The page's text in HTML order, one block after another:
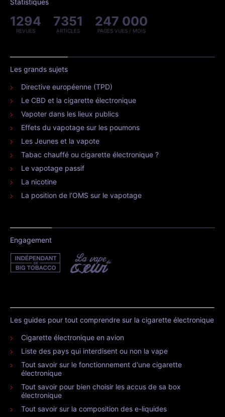
1294
REVUES
7351
ARTICLES
247 000
PAGES VUES / MOIS
Les grands sujets
Directive européenne (TPD)
Le CBD et la cigarette électronique
Vapoter dans les lieux publics
Effets du vapotage sur les poumons
Les Jeunes et la vapote
Tabac chauffé ou cigarette électronique ?
Le vapotage passif
La nicotine
La position de l’OMS sur le vapotage
Engagement
Les guides pour tout comprendre sur la cigarette électronique
Cigarette électronique en avion
Liste des pays qui interdisent ou non la vape
Tout savoir sur le fonctionnement d'une cigarette
électronique
Tout savoir pour bien choisir les accus de sa box
électronique
Tout savoir sur la composition des e-liquides